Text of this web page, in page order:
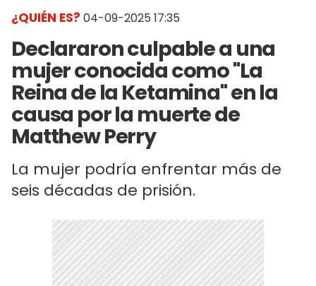
¿QUIÉN ES? 04-09-2025 17:35
Declararon culpable a una
mujer conocida como "La
Reina de la Ketamina" en la
causa por la muerte de
Matthew Perry
La mujer podría enfrentar más de
seis décadas de prisión.